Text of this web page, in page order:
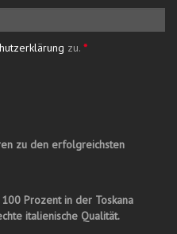
zu. *
zu den erfolgreichsten
Prozent in der Toskana
italienische Qualität.